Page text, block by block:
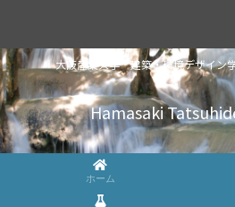
大阪産業大学 建築・環境デザイ
Hamasaki
ホーム